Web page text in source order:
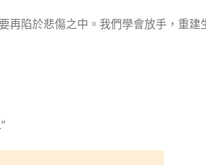
再陷於悲傷之中。我們學會放手，重建